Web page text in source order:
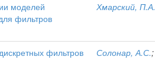
моделей
фильтров
Хмарский, П.А.
фильтров
Солонар, А.С.;